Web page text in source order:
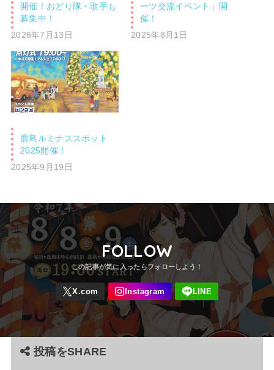
開催！おどり隊・歌手も
募集中！
2026年7月13日
ーツ交流イベント」開
催！
2025年8月1日
鹿島ルミナススポット
2025開催！
2025年9月19日
FOLLOW
投稿をSHARE